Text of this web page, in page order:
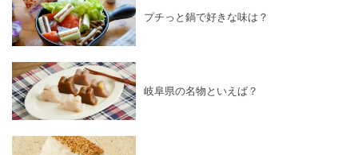
プチっと鍋で好きな味は？
岐阜県の名物といえば？